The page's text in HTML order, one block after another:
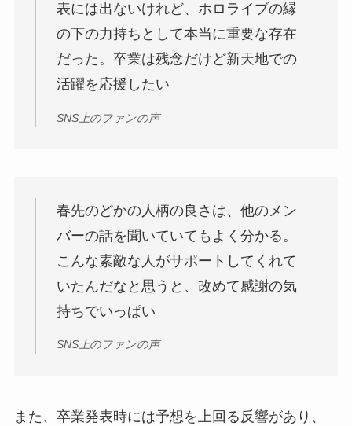
表には出ないけれど、ホロライブの縁
の下の力持ちとして本当に重要な存在
だった。卒業は残念だけど新天地での
活躍を応援したい
SNS上のファンの声
春先のどかの人柄の良さは、他のメン
バーの話を聞いていてもよく分かる。
こんな素敵な人がサポートしてくれて
いたんだなと思うと、改めて感謝の気
持ちでいっぱい
SNS上のファンの声
また、卒業発表時には予想を上回る反響があり、